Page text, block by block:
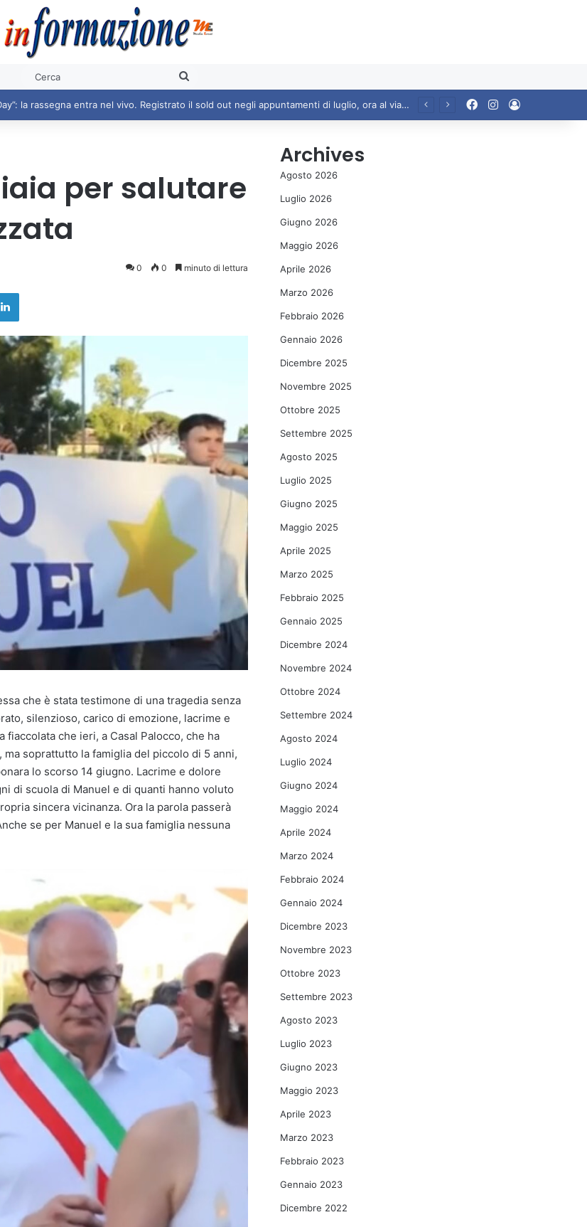
Rita Pavone all’Amministrazione e alla città per i 100 anni di Teddy Reno Facebook
Instagram
Accedi
per salutare
0 0 minuto di lettura
LinkedIn
che è stata testimone di una tragedia senza
silenzioso, carico di emozione, lacrime e
che ieri, a Casal Palocco, che ha
soprattutto la famiglia del piccolo di 5 anni,
lo scorso 14 giugno. Lacrime e dolore
di scuola di Manuel e di quanti hanno voluto
sincera vicinanza. Ora la parola passerà
se per Manuel e la sua famiglia nessuna
Archives
Agosto 2026
Luglio 2026
Giugno 2026
Maggio 2026
Aprile 2026
Marzo 2026
Febbraio 2026
Gennaio 2026
Dicembre 2025
Novembre 2025
Ottobre 2025
Settembre 2025
Agosto 2025
Luglio 2025
Giugno 2025
Maggio 2025
Aprile 2025
Marzo 2025
Febbraio 2025
Gennaio 2025
Dicembre 2024
Novembre 2024
Ottobre 2024
Settembre 2024
Agosto 2024
Luglio 2024
Giugno 2024
Maggio 2024
Aprile 2024
Marzo 2024
Febbraio 2024
Gennaio 2024
Dicembre 2023
Novembre 2023
Ottobre 2023
Settembre 2023
Agosto 2023
Luglio 2023
Giugno 2023
Maggio 2023
Aprile 2023
Marzo 2023
Febbraio 2023
Gennaio 2023
Dicembre 2022